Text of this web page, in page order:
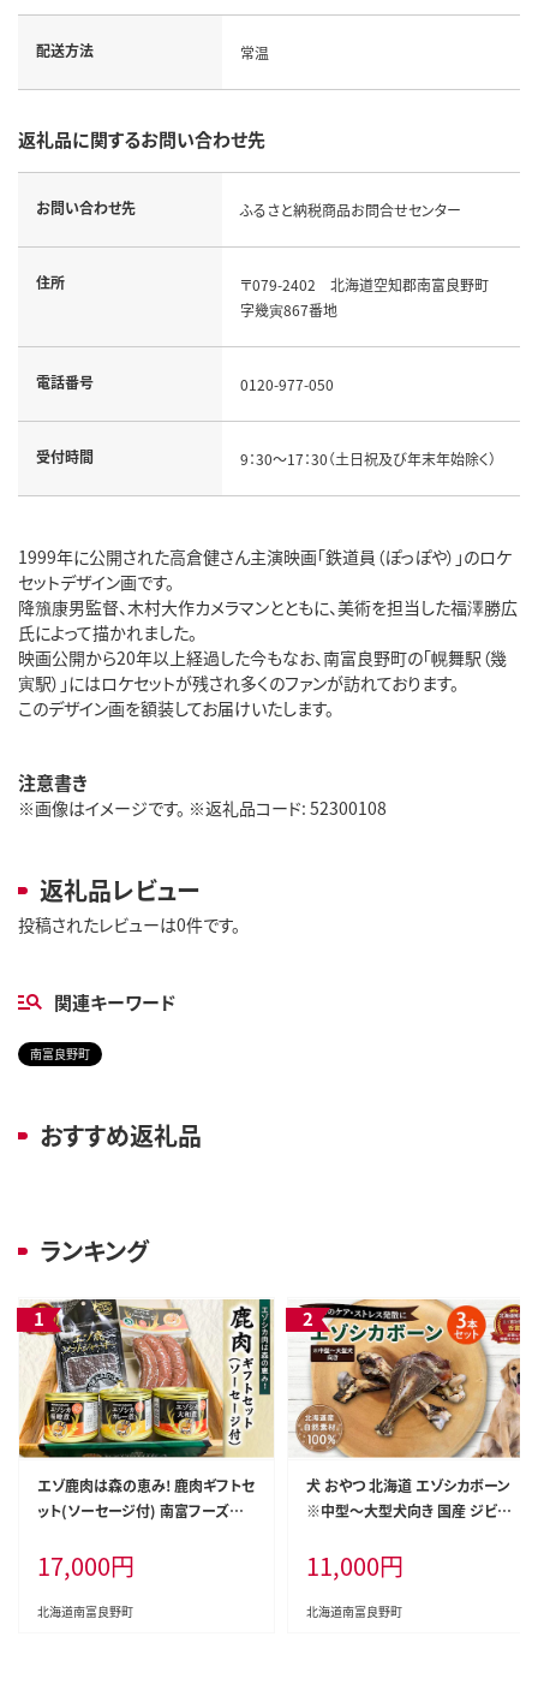
配送方法 常温
返礼品に関するお問い合わせ先
お問い合わせ先 ふるさと納税商品お問合せセンター
住所
〒079-2402 北海道空知郡南富良野町
字幾寅867番地
電話番号 0120-977-050
受付時間 9：30～17：30（土日祝及び年末年始除く）
1999年に公開された高倉健さん主演映画「鉄道員（ぽっぽや）」のロケ
セットデザイン画です。
降籏康男監督、木村大作カメラマンとともに、美術を担当した福澤勝広
氏によって描かれました。
映画公開から20年以上経過した今もなお、南富良野町の「幌舞駅（幾
寅駅）」にはロケセットが残され多くのファンが訪れております。
このデザイン画を額装してお届けいたします。
注意書き
※画像はイメージです。 ※返礼品コード: 52300108
返礼品レビュー
投稿されたレビューは0件です。
関連キーワード
南富良野町
おすすめ返礼品
ランキング
エゾ鹿肉は森の恵み! 鹿肉ギフトセ
ット(ソーセージ付) 南富フーズ株
肉 北海道 南富良野町 エゾシカ セ
ット 詰合せ お肉 肉の加工品 おか
ず お弁当 おつまみ ジャーキー 缶
17,000円
北海道南富良野町
犬 おやつ 北海道 エゾシカボーン
※中型～大型犬向き 国産 ジビエ
やつ ペット えさ 骨 おもちゃ 鹿骨
鹿の骨 鹿 エゾシカ 口臭 口臭ケア
しつけ ドッグフード ペットフード
11,000円
北海道南富良野町